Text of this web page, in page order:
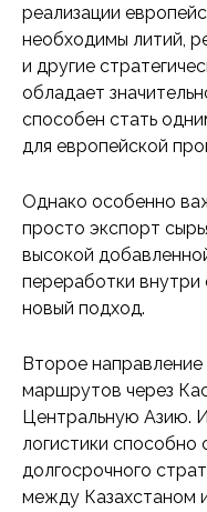
реализации
необходимы литий,
и другие
обладает
способен стать
для европейской
Однако особенно
просто экспорт
высокой
переработки внутри
новый подход.
Второе
маршрутов через
Центральную Азию.
логистики способно
долгосрочного
между Казахстаном